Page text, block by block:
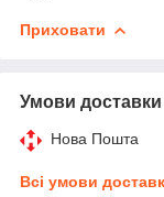
Приховати
Умови доставки
Нова Пошта
Всі умови